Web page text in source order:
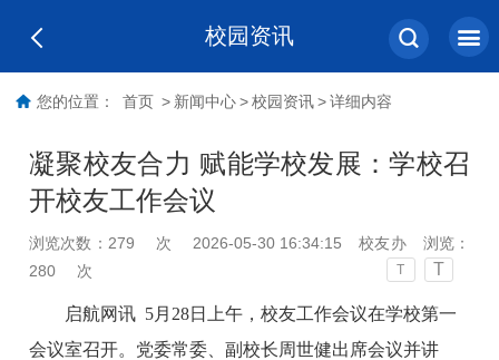
校园资讯
您的位置： 首页 > 新闻中心 > 校园资讯 > 详细内容
凝聚校友合力 赋能学校发展：学校召
开校友工作会议
浏览次数： 279 次 2026-05-30 16:34:15 校友办
浏览：
280
次 T T
启航网讯 5月28日上午，校友工作会议在学校第一
会议室召开。党委常委、副校长周世健出席会议并讲